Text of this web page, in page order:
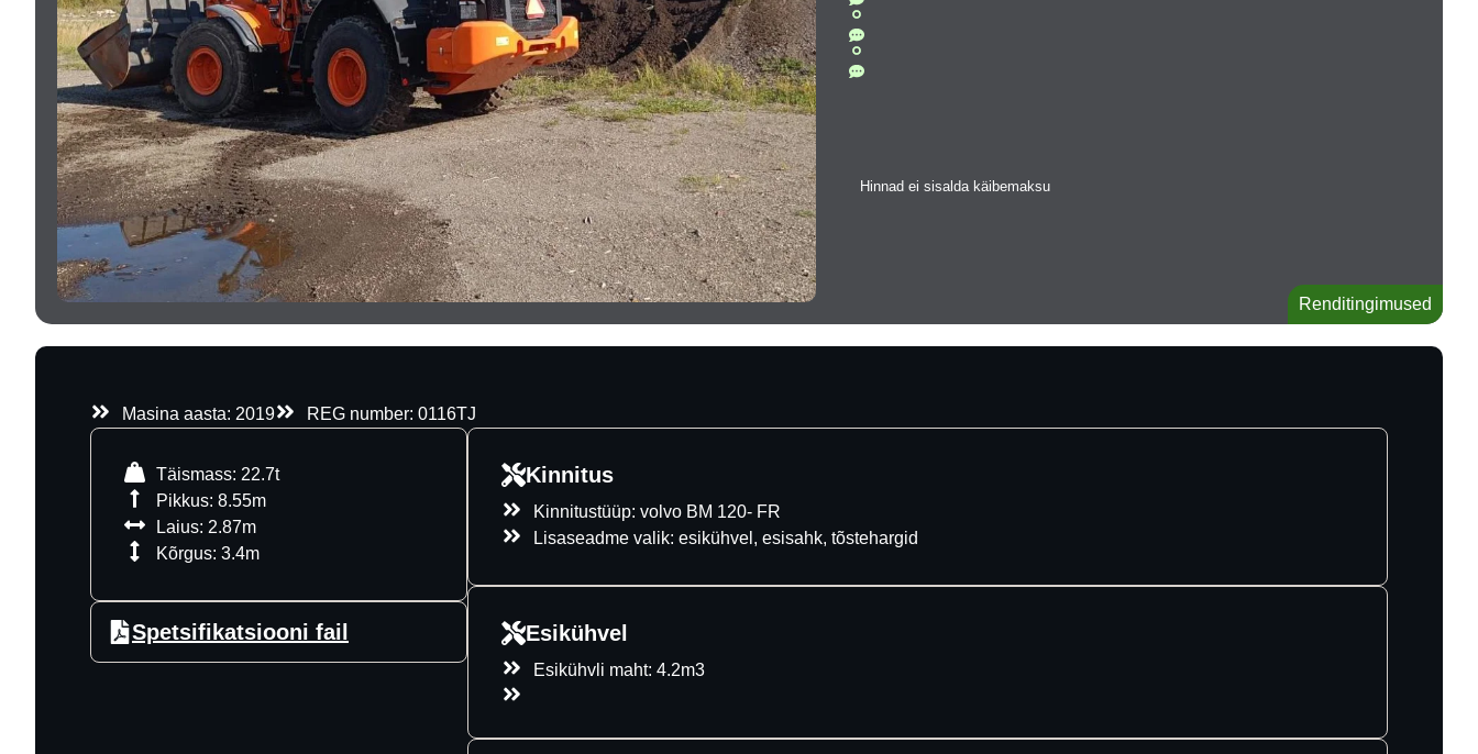
Renditingimused
Hinnad ei sisalda käibemaksu
Masina aasta: 2019 REG number: 0116TJ
Täismass: 22.7t
Pikkus: 8.55m
Laius: 2.87m
Kõrgus: 3.4m
Spetsifikatsiooni fail
Kinnitus
Kinnitustüüp: volvo BM 120- FR
Lisaseadme valik: esikühvel, esisahk, tõstehargid
Esikühvel
Esikühvli maht: 4.2m3